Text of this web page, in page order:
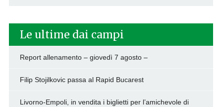
Le ultime dai campi
Report allenamento – giovedì 7 agosto –
Filip Stojilkovic passa al Rapid Bucarest
Livorno-Empoli, in vendita i biglietti per l’amichevole di